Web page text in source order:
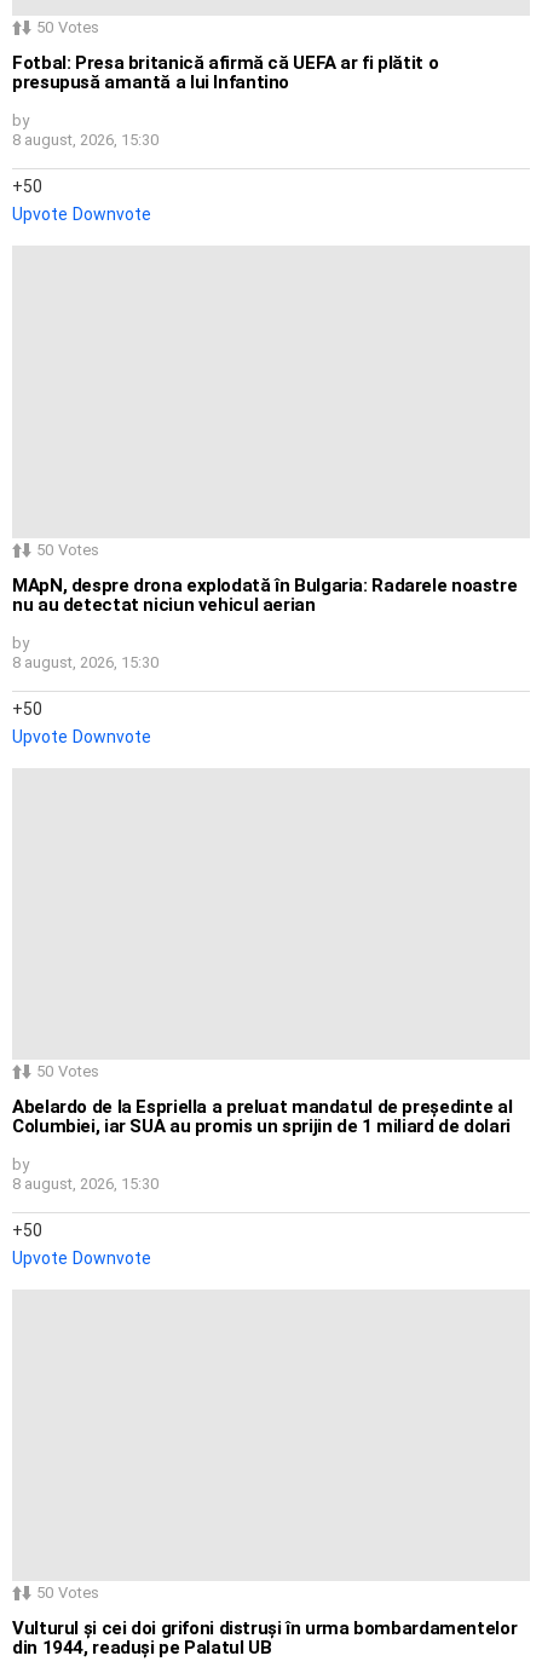
50 Votes
Fotbal: Presa britanică afirmă că UEFA ar fi plătit o
presupusă amantă a lui Infantino
by
8 august, 2026, 15:30
50
Upvote Downvote
50 Votes
MApN, despre drona explodată în Bulgaria: Radarele noastre
nu au detectat niciun vehicul aerian
by
8 august, 2026, 15:30
50
Upvote Downvote
50 Votes
Abelardo de la Espriella a preluat mandatul de președinte al
Columbiei, iar SUA au promis un sprijin de 1 miliard de dolari
by
8 august, 2026, 15:30
50
Upvote Downvote
50 Votes
Vulturul și cei doi grifoni distruși în urma bombardamentelor
din 1944, readuși pe Palatul UB